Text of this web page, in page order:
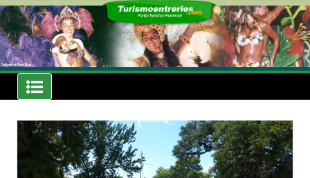
Skip
to
content
Noticias
Turismoentrerios.com